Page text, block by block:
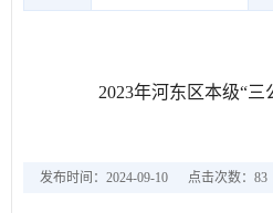
2023年河东区本级“
发布时间：2024-09-10 点击次数： 83